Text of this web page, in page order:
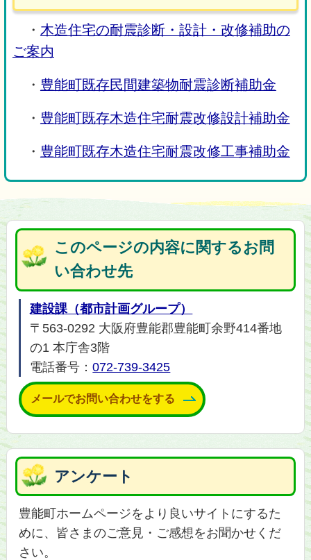
・ 木造住宅の耐震診断・設計・改修補助の
ご案内
・ 豊能町既存民間建築物耐震診断補助金
・ 豊能町既存木造住宅耐震改修設計補助金
・ 豊能町既存木造住宅耐震改修工事補助金
このページの内容に関するお問
い合わせ先
建設課（都市計画グループ）
〒563-0292 大阪府豊能郡豊能町余野414番地
の1 本庁舎3階
電話番号：072-739-3425
メールでお問い合わせをする
アンケート
豊能町ホームページをより良いサイトにするた
めに、皆さまのご意見・ご感想をお聞かせくだ
さい。